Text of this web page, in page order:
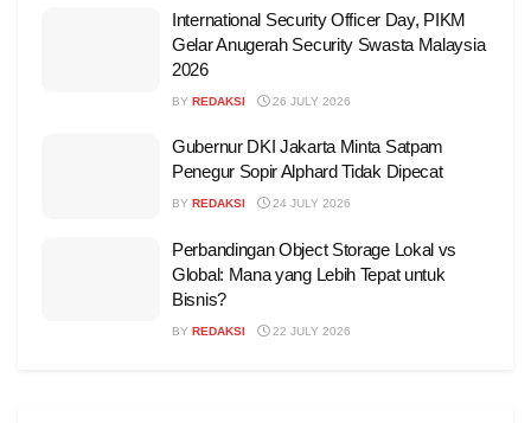
International Security Officer Day, PIKM
Gelar Anugerah Security Swasta Malaysia
2026
BY REDAKSI 26 JULY 2026
Gubernur DKI Jakarta Minta Satpam
Penegur Sopir Alphard Tidak Dipecat
BY REDAKSI 24 JULY 2026
Perbandingan Object Storage Lokal vs
Global: Mana yang Lebih Tepat untuk
Bisnis?
BY REDAKSI 22 JULY 2026